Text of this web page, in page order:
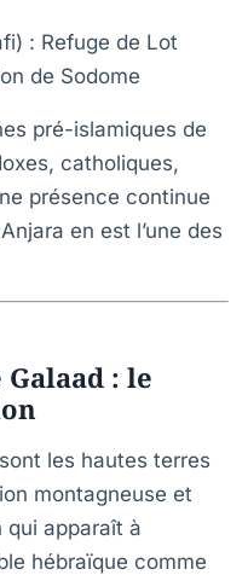
: Refuge de Lot
de Sodome
pré-islamiques de
catholiques,
présence continue
en est l’une des
: le
les hautes terres
montagneuse et
qui apparaît à
hébraïque comme